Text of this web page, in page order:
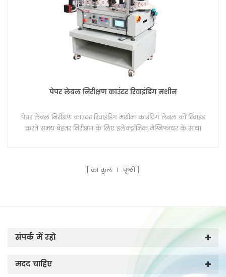
पेपर लेबल निरीक्षण काउंटर रिवाइंडिंग मशीन
पेपर लेबल निरीक्षण काउंटर रिवाइंडिंग मशीन। काउंटिंग लेबल को रिवाइंड
करते समय बेहतर निरीक्षण के लिए इलेक्ट्रॉनिक मैग्निफायर के साथ।
का कुल 1 पृष्ठों
संपर्क में रहो
मदद चाहिए